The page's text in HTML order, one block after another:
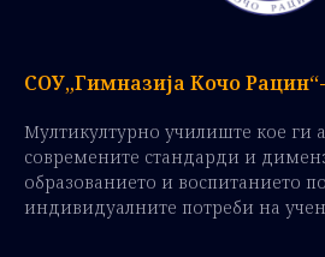
СОУ„Гимназија Кочо
Мултикултурно училиште кое ги
современите стандарди и
образованието и воспитанието
индивидуалните потреби на